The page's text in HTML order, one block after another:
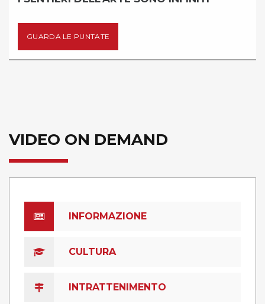
LE PUNTATE
VIDEO ON DEMAND
INFORMAZIONE
CULTURA
INTRATTENIMENTO